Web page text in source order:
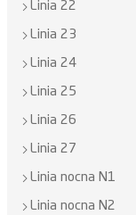
Linia 22
Linia 23
Linia 24
Linia 25
Linia 26
Linia 27
Linia nocna N1
Linia nocna N2